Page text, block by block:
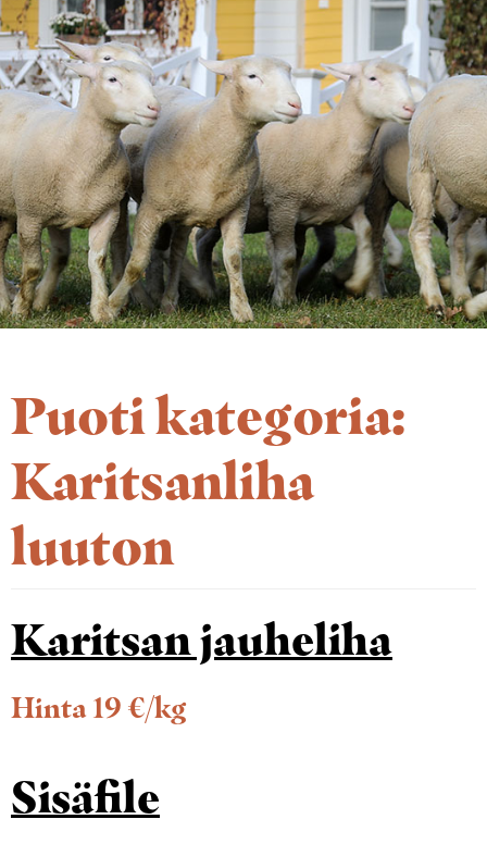
Puoti kategoria:
Karitsanliha
luuton
Karitsan jauheliha
Hinta 19 €/kg
Sisäfile